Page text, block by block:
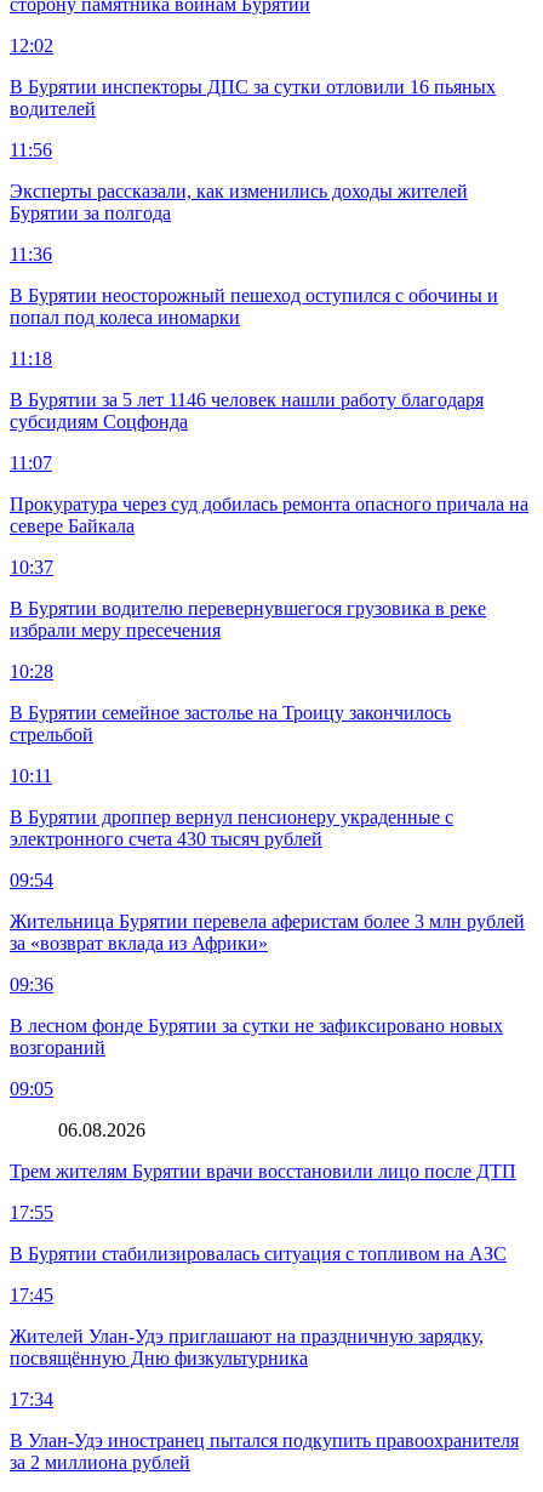
сторону памятника воинам Бурятии
12:02
В Бурятии инспекторы ДПС за сутки отловили 16 пьяных
водителей
11:56
Эксперты рассказали, как изменились доходы жителей
Бурятии за полгода
11:36
В Бурятии неосторожный пешеход оступился с обочины и
попал под колеса иномарки
11:18
В Бурятии за 5 лет 1146 человек нашли работу благодаря
субсидиям Соцфонда
11:07
Прокуратура через суд добилась ремонта опасного причала на
севере Байкала
10:37
В Бурятии водителю перевернувшегося грузовика в реке
избрали меру пресечения
10:28
В Бурятии семейное застолье на Троицу закончилось
стрельбой
10:11
В Бурятии дроппер вернул пенсионеру украденные с
электронного счета 430 тысяч рублей
09:54
Жительница Бурятии перевела аферистам более 3 млн рублей
за «возврат вклада из Африки»
09:36
В лесном фонде Бурятии за сутки не зафиксировано новых
возгораний
09:05
06.08.2026
Трем жителям Бурятии врачи восстановили лицо после ДТП
17:55
В Бурятии стабилизировалась ситуация с топливом на АЗС
17:45
Жителей Улан-Удэ приглашают на праздничную зарядку,
посвящённую Дню физкультурника
17:34
В Улан-Удэ иностранец пытался подкупить правоохранителя
за 2 миллиона рублей